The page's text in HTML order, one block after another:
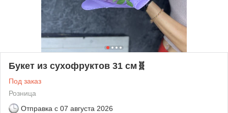
Букет из сухофруктов 31 см🧬
Под заказ
Розница
Отправка с 07 августа 2026